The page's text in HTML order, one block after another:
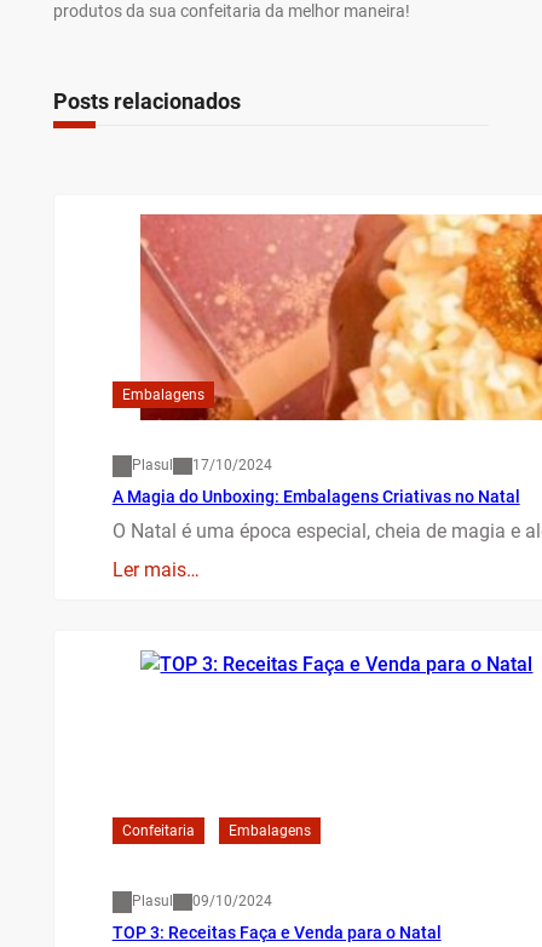
produtos da sua confeitaria da melhor maneira!
Posts relacionados
Embalagens
Plasul 17/10/2024
A Magia do Unboxing: Embalagens Criativas no Natal
O Natal é uma época especial, cheia de magia e
Ler mais…
Confeitaria Embalagens
Plasul 09/10/2024
TOP 3: Receitas Faça e Venda para o Natal